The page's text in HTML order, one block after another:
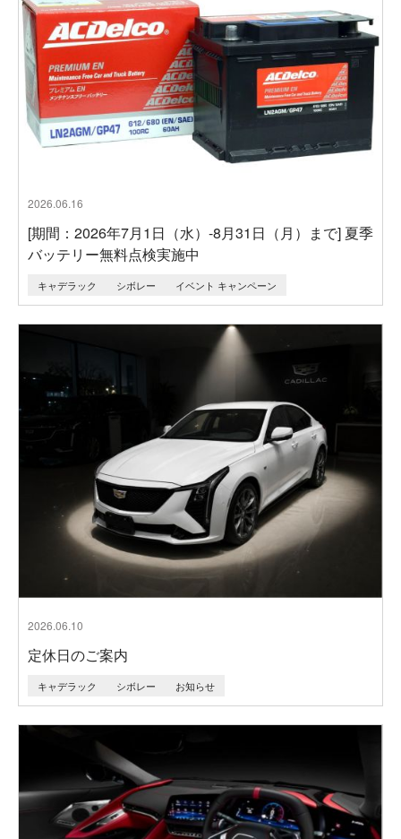
2026.06.16
[期間：2026年7月1日（水）-8月31日（月）まで] 夏季
バッテリー無料点検実施中
キャデラック シボレー イベント キャンペーン
2026.06.10
定休日のご案内
キャデラック シボレー お知らせ